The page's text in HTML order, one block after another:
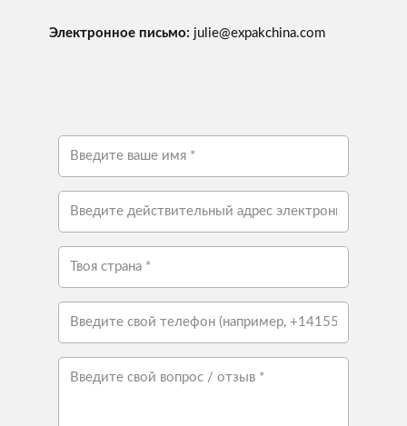
Электронное письмо: julie@expakchina.com